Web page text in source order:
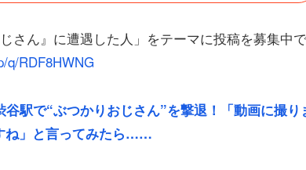
さん』に遭遇した人」をテーマに投稿を募集中で
q/RDF8HWNG
谷駅で“ぶつかりおじさん”を撃退！「動画に撮り
ね」と言ってみたら……